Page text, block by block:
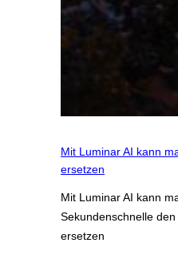
Mit Luminar AI kann
ersetzen
Mit Luminar AI kann
Sekundenschnelle
ersetzen